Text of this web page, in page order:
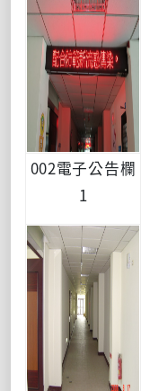
002電子公告欄
1